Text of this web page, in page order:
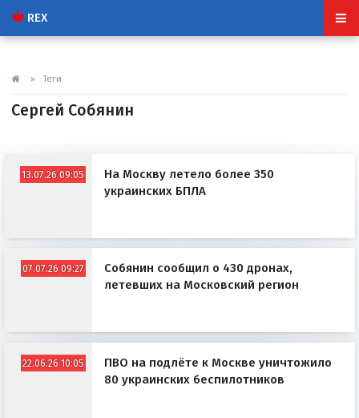
REX
» Теги
Сергей Собянин
13.07.26 09:05
На Москву летело более 350
украинских БПЛА
07.07.26 09:27
Собянин сообщил о 430 дронах,
летевших на Московский регион
22.06.26 10:05
ПВО на подлёте к Москве уничтожило
80 украинских беспилотников